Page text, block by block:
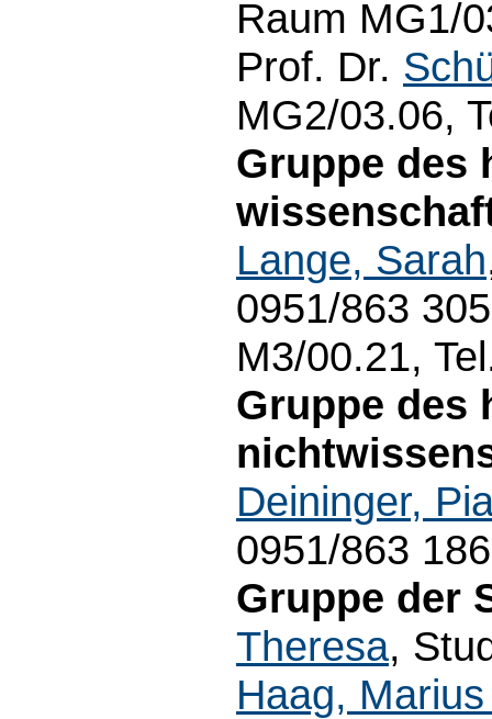
Raum MG1/
Prof. Dr.
MG2/03.06,
Gruppe des
Lange, Sarah
0951/863
M3/00.21,
Gruppe des
Deininger,
0951/863
Gruppe der
Theresa,
Haag,